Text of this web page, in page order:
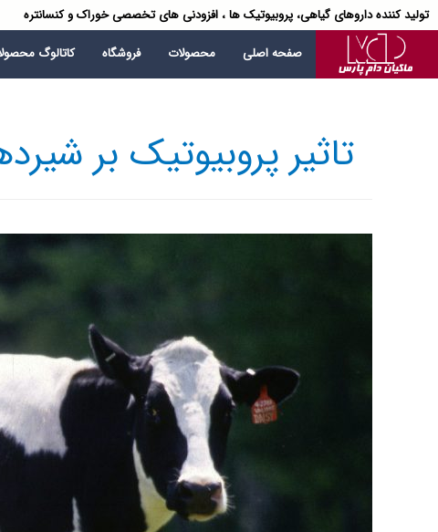
تولید کننده داروهای گیاهی، پروبیوتیک ها ، افزودنی های تخصصی خوراک و کنسانتره
صفحه اصلی محصولات فروشگاه کاتالوگ
تاثیر پروبیوتیک بر